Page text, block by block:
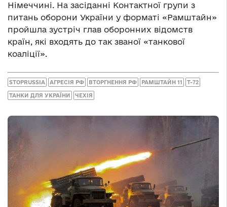
Німеччині. На засіданні Контактної групи з
питань оборони України у форматі «Рамштайн»
пройшла зустріч глав оборонних відомств
країн, які входять до так званої «танкової
коаліції».
STOPRUSSIA АГРЕСІЯ РФ ВТОРГНЕННЯ РФ РАМШТАЙН 11 Т-72
ТАНКИ ДЛЯ УКРАЇНИ ЧЕХІЯ